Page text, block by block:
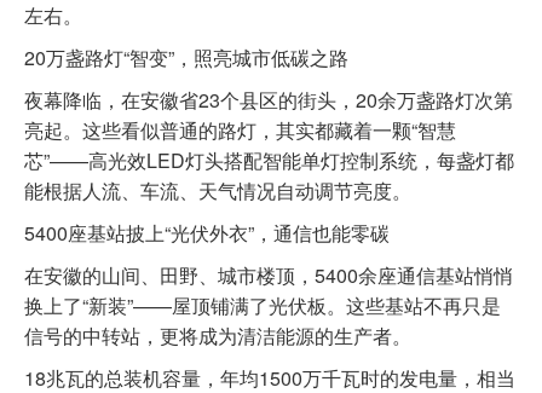
左右。
20万盏路灯“智变”，照亮城市低碳之路
夜幕降临，在安徽省23个县区的街头，20余万盏路灯次第
亮起。这些看似普通的路灯，其实都藏着一颗“智慧
芯”——高光效LED灯头搭配智能单灯控制系统，每盏灯都
能根据人流、车流、天气情况自动调节亮度。
5400座基站披上“光伏外衣”，通信也能零碳
在安徽的山间、田野、城市楼顶，5400余座通信基站悄悄
换上了“新装”——屋顶铺满了光伏板。这些基站不再只是
信号的中转站，更将成为清洁能源的生产者。
18兆瓦的总装机容量，年均1500万千瓦时的发电量，相当